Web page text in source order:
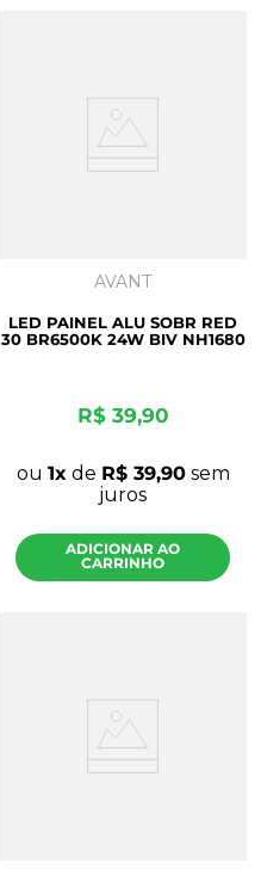
AVANT
LED PAINEL ALU SOBR RED
30 BR6500K 24W BIV NH1680
R$ 39,90
ou 1 de R$ 39,90sem
juros
ADICIONAR AO
CARRINHO